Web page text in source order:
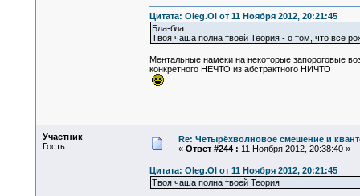
Цитата: Oleg.Ol от 11 Ноября 2012, 20:21:45
Бла-бла ...
Твоя чаша полна твоей Теория - о том, что всё
Ментальные намеки на некоторые запороговые
конкретного НЕЧТО из абстрактного НИЧТО
Участник
Гость
Re: Четырёхволновое смешение и
« Ответ #244 : 11 Ноября 2012, 20:38:40 »
Цитата: Oleg.Ol от 11 Ноября 2012, 20:21:45
Твоя чаша полна твоей Теория